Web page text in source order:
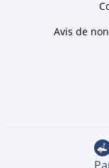
Avis de